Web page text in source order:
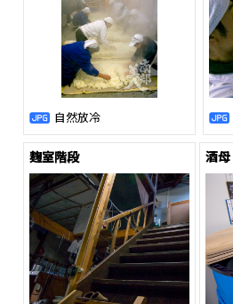
自然放冷
麹室階段 酒母